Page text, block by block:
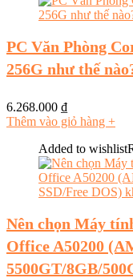
PC Văn Phòng
256G như thế
6.268.000 ₫
Thêm vào giỏ hàng +
Added to wishlist
Nên chọn Máy
Office A50200
5500GT/8GB/